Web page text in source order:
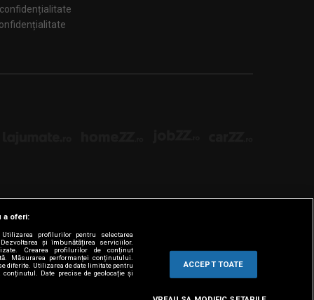
de confidențialitate
a oferi:
profilurilor pentru selectarea
și îmbunătățirea serviciilor.
Crearea profilurilor de conținut
Măsurarea performanței conținutului.
diferite. Utilizarea de date limitate pentru
Date precise de geolocație și
ACCEPT TOATE